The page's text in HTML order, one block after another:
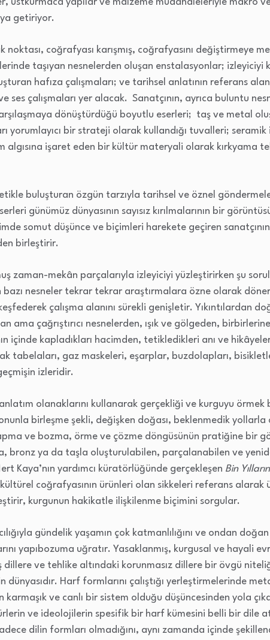
getiriyor.
noktası, coğrafyası karışmış, coğrafyasını değiştirmeye
taşıyan nesnelerden oluşan enstalasyonlar; izleyiciyi
hafıza çalışmaları; ve tarihsel anlatının referans
ses çalışmaları yer alacak. Sanatçının, ayrıca buluntu
dönüştürdüğü boyutlu eserleri; taş ve metal
yorumlayıcı bir strateji olarak kullandığı tuvalleri;
algısına işaret eden bir kültür materyali olarak kırkyama
buluşturan özgün tarzıyla tarihsel ve öznel
günümüz dünyasının sayısız kırılmalarının bir
somut düşünce ve biçimleri harekete geçiren sanatçının
birleştirir.
zaman-mekân parçalarıyla izleyiciyi yüzleştirirken şu
bazı nesneler tekrar tekrar araştırmalara özne olarak
çalışma alanını sürekli genişletir. Yıkıntılardan
ama çağrıştırıcı nesnelerden, ışık ve gölgeden,
içinde kapladıkları hacimden, tetikledikleri anı ve
tabelaları, gaz maskeleri, eşarplar, buzdolapları,
izleridir.
olanaklarını kullanarak gerçekliği ve kurguyu
birleşme şekli, değişken doğası, beklenmedik
ve bozma, örme ve çözme döngüsünün pratiğine bir
bronz ya da taşla oluşturulabilen, parçalanabilen ve
Kaya’nın yardımcı küratörlüğünde gerçekleşen Bin
kültürel coğrafyasının ürünleri olan sikkeleri referans
kurgunun hakikatle ilişkilenme biçimini sorgular.
gündelik yaşamın çok katmanlılığını ve ondan
yapıbozuma uğratır. Yasaklanmış, kurgusal ve hayali
dillere ve tehlike altındaki korunmasız dillere bir övgü
dünyasıdır. Harf formlarını çalıştığı yerleştirmelerinde
ve canlı bir sistem olduğu düşüncesinden yola
ve ideolojilerin spesifik bir harf kümesini belli bir dile
dilin formları olmadığını, aynı zamanda içinde